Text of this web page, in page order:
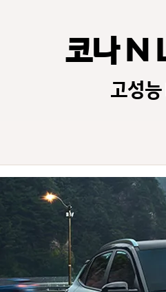
코나 N
고성